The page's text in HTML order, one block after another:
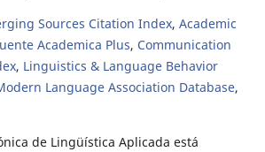
Sources Citation Index, Academic
Academica Plus, Communication
, Linguistics & Language Behavior
Language Association Database,
de Lingüística Aplicada está